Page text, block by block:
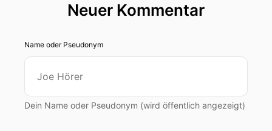
Neuer Kommentar
Name oder Pseudonym
Dein Name oder Pseudonym (wird öffentlich angezeigt)